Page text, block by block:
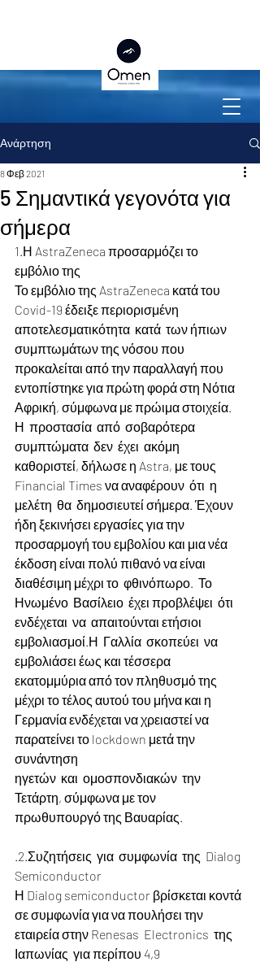
Ανάρτηση
5 Σημαντικά γεγονότα για
σήμερα
8 Φεβ 2021
1.Η AstraZeneca προσαρμόζει το
εμβόλιο της
Το εμβόλιο της AstraZeneca κατά του
Covid-19 έδειξε περιορισμένη
αποτελεσματικότητα  κατά  των ήπιων
συμπτωμάτων της νόσου που
προκαλείται από την παραλλαγή που
εντοπίστηκε για πρώτη φορά στη Νότια
Αφρική, σύμφωνα με πρώιμα στοιχεία.
Η  προστασία  από  σοβαρότερα
συμπτώματα  δεν  έχει  ακόμη
καθοριστεί, δήλωσε η Astra, με τους
Financial Times να αναφέρουν  ότι  η
μελέτη  θα  δημοσιευτεί σήμερα. Έχουν
ήδη ξεκινήσει εργασίες για την
προσαρμογή του εμβολίου και μια νέα
έκδοση είναι πολύ πιθανό να είναι
διαθέσιμη μέχρι το  φθινόπωρο.  Το
Ηνωμένο  Βασίλειο  έχει προβλέψει  ότι
ενδέχεται  να  απαιτούνται ετήσιοι
εμβολιασμοί.Η  Γαλλία  σκοπεύει  να
εμβολιάσει έως και τέσσερα
εκατομμύρια από τον πληθυσμό της
μέχρι το τέλος αυτού του μήνα και η
Γερμανία ενδέχεται να χρειαστεί να
παρατείνει το lockdown μετά την
συνάντηση
ηγετών  και  ομοσπονδιακών  την
Τετάρτη, σύμφωνα με τον
πρωθυπουργό της Βαυαρίας.
.2.Συζητήσεις  για  συμφωνία  της  Dialog
Semiconductor
Η Dialog semiconductor βρίσκεται κοντά
σε συμφωνία για να πουλήσει την
εταιρεία στην Renesas  Electronics  της
Ιαπωνίας  για περίπου 4,9